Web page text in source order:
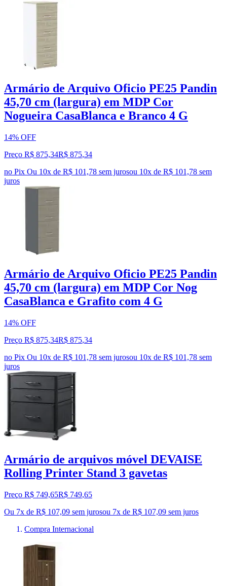
Armário de Arquivo Oficio PE25 Pandin
45,70 cm (largura) em MDP Cor
Nogueira CasaBlanca e Branco 4 G
14% OFF
Preço R$ 875,34R$ 875,34
no Pix Ou 10x de R$ 101,78 sem jurosou 10x de R$ 101,78 sem
juros
Armário de Arquivo Oficio PE25 Pandin
45,70 cm (largura) em MDP Cor Nog
CasaBlanca e Grafito com 4 G
14% OFF
Preço R$ 875,34R$ 875,34
no Pix Ou 10x de R$ 101,78 sem jurosou 10x de R$ 101,78 sem
juros
Armário de arquivos móvel DEVAISE
Rolling Printer Stand 3 gavetas
Preço R$ 749,65R$ 749,65
Ou 7x de R$ 107,09 sem jurosou 7x de R$ 107,09 sem juros
Compra Internacional